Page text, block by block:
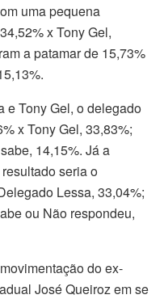
uma pequena
x Tony Gel,
a patamar de 15,73%
e Tony Gel, o delegado
x Tony Gel, 33,83%;
14,15%. Já a
seria o
Lessa, 33,04%;
ou Não respondeu,
do ex-
José Queiroz em se